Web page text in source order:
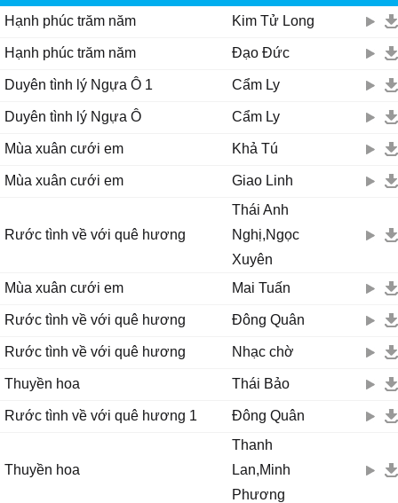
Hạnh phúc trăm năm
Kim Tử Long
Hạnh phúc trăm năm Đạo Đức
Duyên tình lý Ngựa Ô 1 Cẩm Ly
Duyên tình lý Ngựa Ô Cẩm Ly
Mùa xuân cưới em Khả Tú
Mùa xuân cưới em Giao Linh
Rước tình về với quê hương
Thái Anh
Nghị,Ngọc
Xuyên
Mùa xuân cưới em
Mai Tuấn
Rước tình về với quê hương Đông Quân
Rước tình về với quê hương Nhạc chờ
Thuyền hoa Thái Bảo
Rước tình về với quê hương 1 Đông Quân
Thuyền hoa
Thanh
Lan,Minh
Phương